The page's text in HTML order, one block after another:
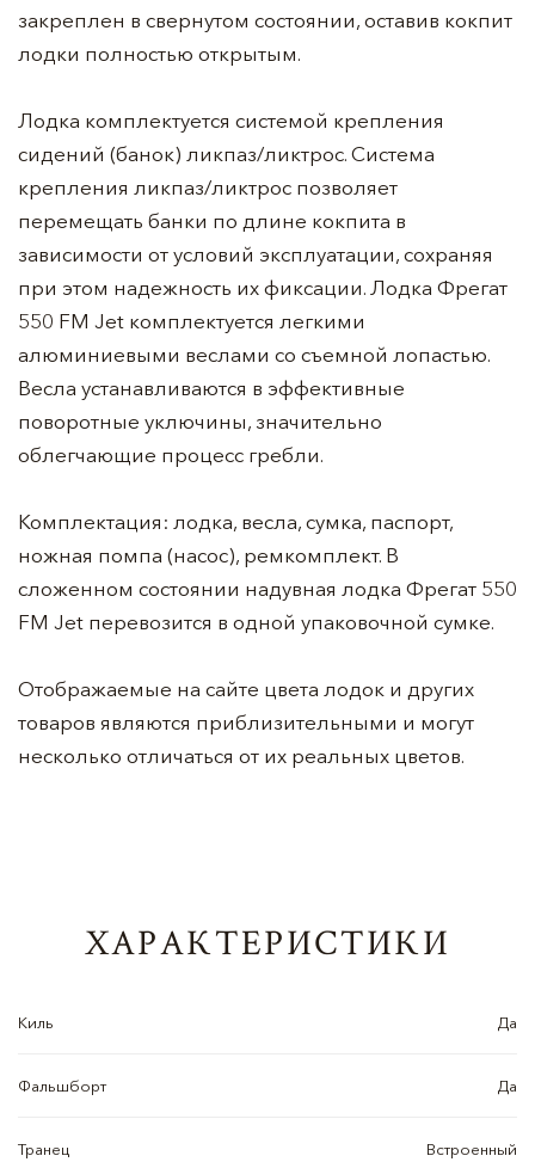
закреплен в свернутом состоянии, оставив кокпит
лодки полностью открытым.
Лодка комплектуется системой крепления
сидений (банок) ликпаз/ликтрос. Система
крепления ликпаз/ликтрос позволяет
перемещать банки по длине кокпита в
зависимости от условий эксплуатации, сохраняя
при этом надежность их фиксации. Лодка Фрегат
550 FM Jet комплектуется легкими
алюминиевыми веслами со съемной лопастью.
Весла устанавливаются в эффективные
поворотные уключины, значительно
облегчающие процесс гребли.
Комплектация: лодка, весла, сумка, паспорт,
ножная помпа (насос), ремкомплект. В
сложенном состоянии надувная лодка Фрегат 550
FM Jet перевозится в одной упаковочной сумке.
Отображаемые на сайте цвета лодок и других
товаров являются приблизительными и могут
несколько отличаться от их реальных цветов.
ХАРАКТЕРИСТИКИ
Киль Да
Фальшборт Да
Транец Встроенный